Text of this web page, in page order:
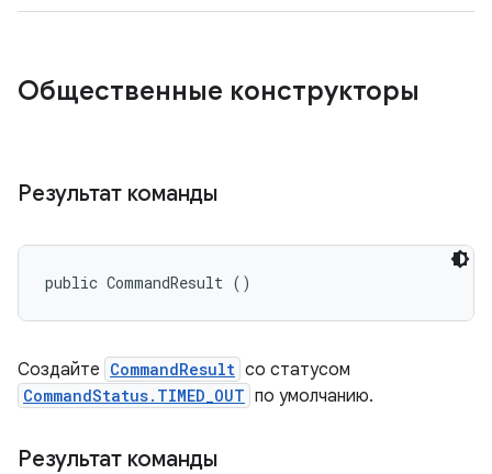
Общественные конструкторы
Результат команды
public CommandResult ()
Создайте CommandResult со статусом
CommandStatus.TIMED_OUT по умолчанию.
Результат команды